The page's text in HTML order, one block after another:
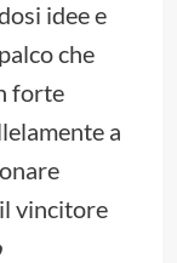
idee e
che
forte
a
vincitore